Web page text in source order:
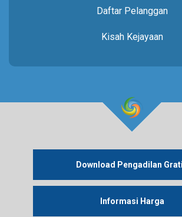
Daftar Pelanggan
Kisah Kejayaan
Download Pengadilan
Informasi Harga